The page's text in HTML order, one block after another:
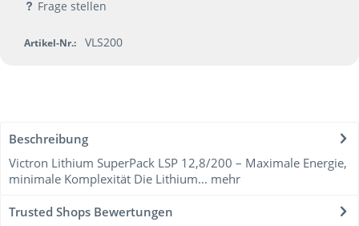
Frage stellen
Artikel-Nr.: VLS200
Beschreibung
Victron Lithium SuperPack LSP 12,8/200 – Maximale Energie,
minimale Komplexität Die Lithium... mehr
Trusted Shops Bewertungen